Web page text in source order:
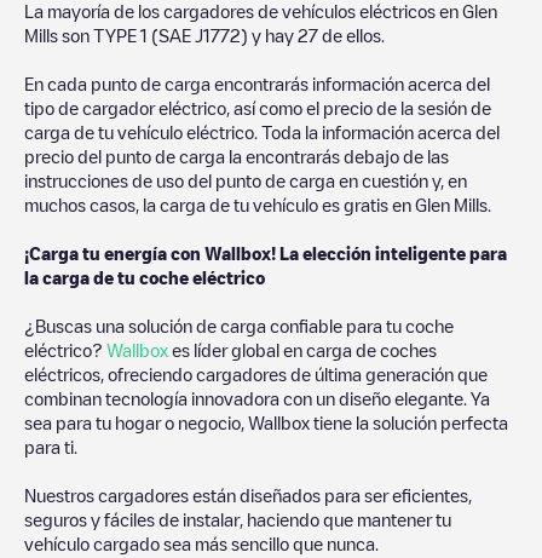
La mayoría de los cargadores de vehículos eléctricos en Glen
Mills son TYPE 1 (SAE J1772) y hay 27 de ellos.
En cada punto de carga encontrarás información acerca del
tipo de cargador eléctrico, así como el precio de la sesión de
carga de tu vehículo eléctrico. Toda la información acerca del
precio del punto de carga la encontrarás debajo de las
instrucciones de uso del punto de carga en cuestión y, en
muchos casos, la carga de tu vehículo es gratis en Glen Mills
¡Carga tu energía con Wallbox! La elección inteligente para
la carga de tu coche eléctrico
¿Buscas una solución de carga confiable para tu coche
eléctrico? Wallbox es líder global en carga de coches
eléctricos, ofreciendo cargadores de última generación que
combinan tecnología innovadora con un diseño elegante. Ya
sea para tu hogar o negocio, Wallbox tiene la solución perfecta
para ti.
Nuestros cargadores están diseñados para ser eficientes,
seguros y fáciles de instalar, haciendo que mantener tu
vehículo cargado sea más sencillo que nunca.